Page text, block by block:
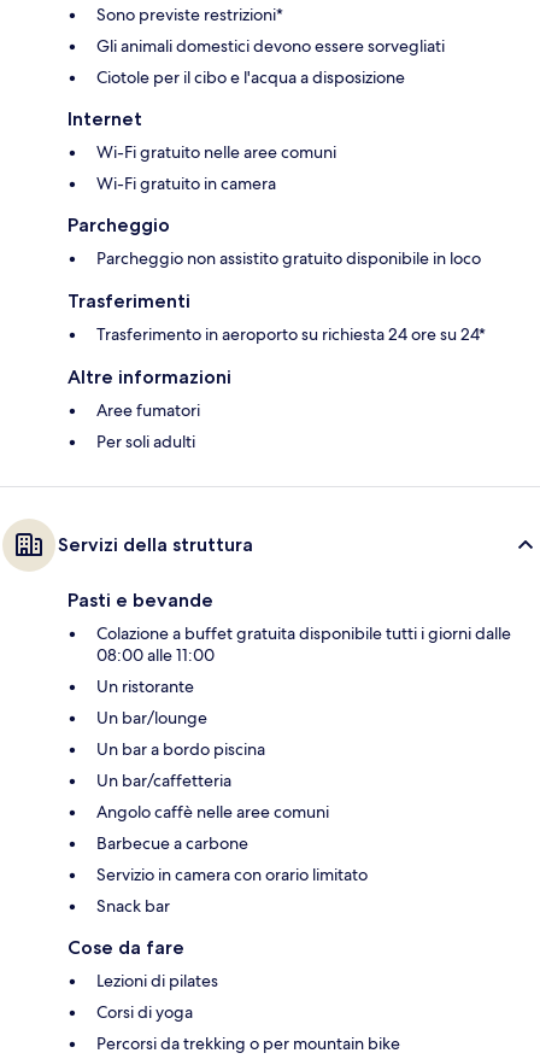
Sono previste restrizioni*
Gli animali domestici devono essere sorvegliati
Ciotole per il cibo e l'acqua a disposizione
Internet
Wi-Fi gratuito nelle aree comuni
Wi-Fi gratuito in camera
Parcheggio
Parcheggio non assistito gratuito disponibile in loco
Trasferimenti
Trasferimento in aeroporto su richiesta 24 ore su 24*
Altre informazioni
Aree fumatori
Per soli adulti
Servizi della struttura
Pasti e bevande
Colazione a buffet gratuita disponibile tutti i giorni dalle
08:00 alle 11:00
Un ristorante
Un bar/lounge
Un bar a bordo piscina
Un bar/caffetteria
Angolo caffè nelle aree comuni
Barbecue a carbone
Servizio in camera con orario limitato
Snack bar
Cose da fare
Lezioni di pilates
Corsi di yoga
Percorsi da trekking o per mountain bike